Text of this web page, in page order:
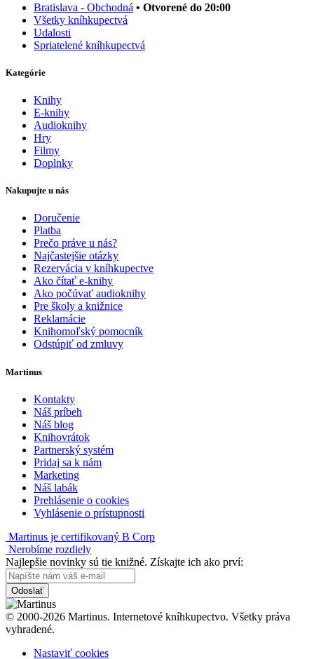
Bratislava - Obchodná • Otvorené do 20:00
Všetky kníhkupectvá
Udalosti
Spriatelené kníhkupectvá
Kategórie
Knihy
E-knihy
Audioknihy
Hry
Filmy
Doplnky
Nakupujte u nás
Doručenie
Platba
Prečo práve u nás?
Najčastejšie otázky
Rezervácia v kníhkupectve
Ako čítať e-knihy
Ako počúvať audioknihy
Pre školy a knižnice
Reklamácie
Knihomoľský pomocník
Odstúpiť od zmluvy
Martinus
Kontakty
Náš príbeh
Náš blog
Knihovrátok
Partnerský systém
Pridaj sa k nám
Marketing
Náš labák
Prehlásenie o cookies
Vyhlásenie o prístupnosti
Martinus je certifikovaný B Corp
Nerobíme rozdiely
Najlepšie novinky sú tie knižné. Získajte ich ako prví:
Odoslať
© 2000-2026 Martinus. Internetové kníhkupectvo. Všetky práva
vyhradené.
Nastaviť cookies